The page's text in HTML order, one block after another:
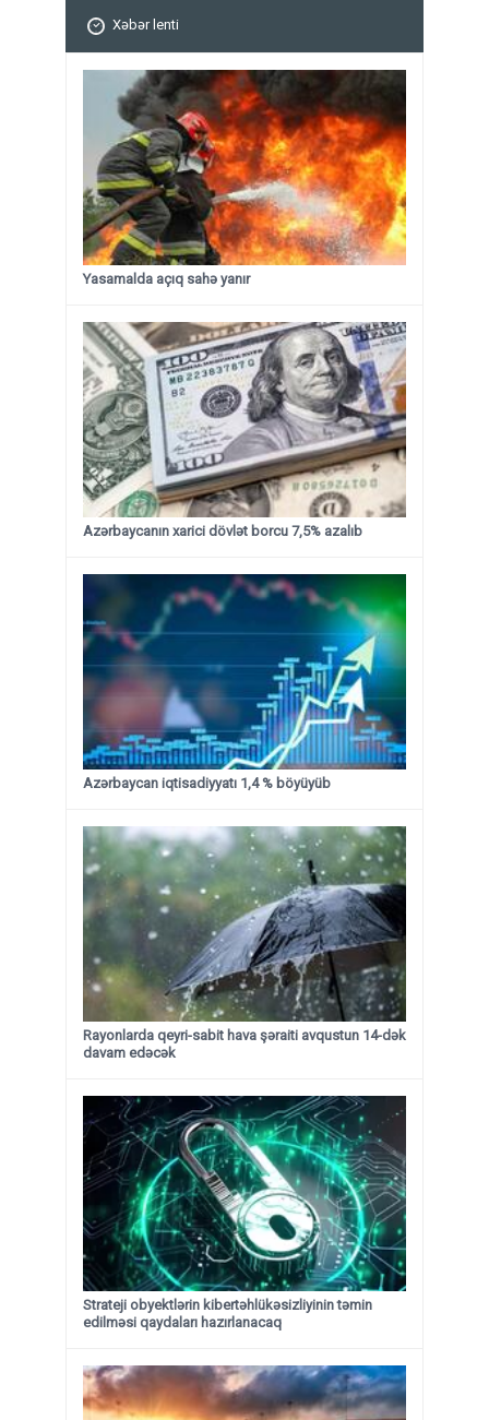
Xəbər lenti
Yasamalda açıq sahə yanır
Azərbaycanın xarici dövlət borcu 7,5% azalıb
Azərbaycan iqtisadiyyatı 1,4 % böyüyüb
Rayonlarda qeyri-sabit hava şəraiti avqustun 14-dək
davam edəcək
Strateji obyektlərin kibertəhlükəsizliyinin təmin
edilməsi qaydaları hazırlanacaq